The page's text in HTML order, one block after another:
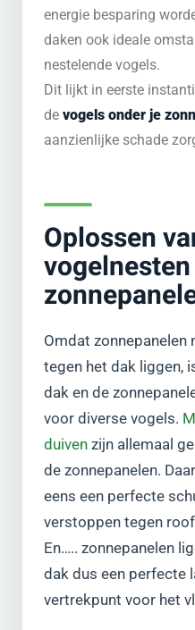
energie besparing
daken ook ideale
nestelende vogels.
Dit lijkt in eerste
de vogels onder je
aanzienlijke schade
Oplossen
Omdat
tegen het dak liggen,
dak en de
voor diverse vogels.
duiven zijn allemaal
de zonnepanelen.
eens een perfecte
verstoppen tegen
En….. zonnepanelen
dak dus een perfecte
vertrekpunt voor het